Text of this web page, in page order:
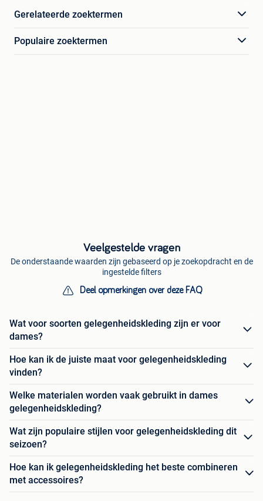
Gerelateerde zoektermen
Populaire zoektermen
Veelgestelde vragen
De onderstaande waarden zijn gebaseerd op je zoekopdracht en de
ingestelde filters
Deel opmerkingen over deze FAQ
Wat voor soorten gelegenheidskleding zijn er voor
dames?
Hoe kan ik de juiste maat voor gelegenheidskleding
vinden?
Welke materialen worden vaak gebruikt in dames
gelegenheidskleding?
Wat zijn populaire stijlen voor gelegenheidskleding dit
seizoen?
Hoe kan ik gelegenheidskleding het beste combineren
met accessoires?